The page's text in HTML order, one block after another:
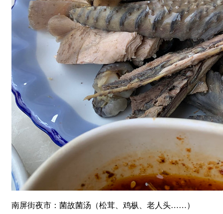
南屏街夜市：菌故菌汤（松茸、鸡枞、老人头……）